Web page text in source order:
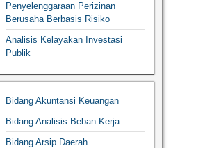
Penyelenggaraan Perizinan
Berusaha Berbasis Risiko
Analisis Kelayakan Investasi
Publik
Bidang Akuntansi Keuangan
Bidang Analisis Beban Kerja
Bidang Arsip Daerah